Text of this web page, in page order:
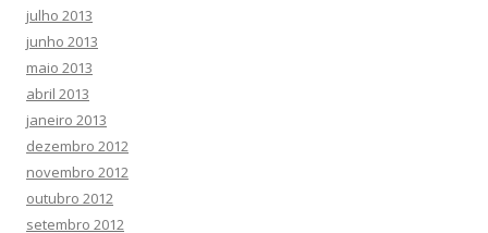
julho 2013
junho 2013
maio 2013
abril 2013
janeiro 2013
dezembro 2012
novembro 2012
outubro 2012
setembro 2012